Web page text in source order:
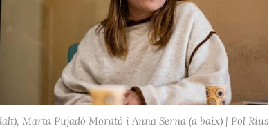
Marta Pujadó Morató i Anna Serna (a baix) | Pol Rius